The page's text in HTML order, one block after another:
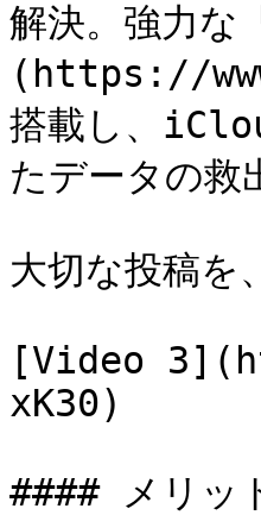
解決。強力
(https://
搭載し、
たデータの救
大切な投稿を
[Video
xK30)
#### メリッ